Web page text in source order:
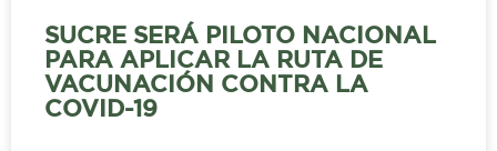
SUCRE SERÁ PILOTO NACIONAL
PARA APLICAR LA RUTA DE
VACUNACIÓN CONTRA LA
COVID-19